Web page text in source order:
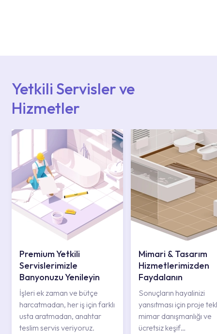
Yetkili Servisler ve
Hizmetler
Premium Yetkili
Servislerimizle
Banyonuzu Yenileyin
İşleri ek zaman ve bütçe
harcatmadan, her iş için farklı
usta aratmadan, anahtar
teslim servis veriyoruz.
Mimari & Tasarım
Hizmetlerimizden
Faydalanın
Sonuçların hayalinizi
yansıtması için proje
mimar danışmanlığı ve
ücretsiz keşif